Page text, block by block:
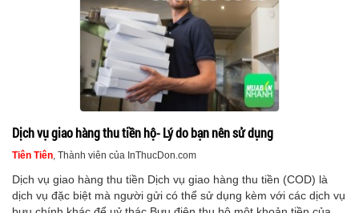
Dịch vụ giao hàng thu tiền hộ- Lý do bạn nên sử dụng
Tiên Tiên, Thành viên của InThucDon.com
Dịch vụ giao hàng thu tiền Dịch vụ giao hàng thu tiền (COD) là
dịch vụ đặc biệt mà người gửi có thể sử dụng kèm với các dịch vụ